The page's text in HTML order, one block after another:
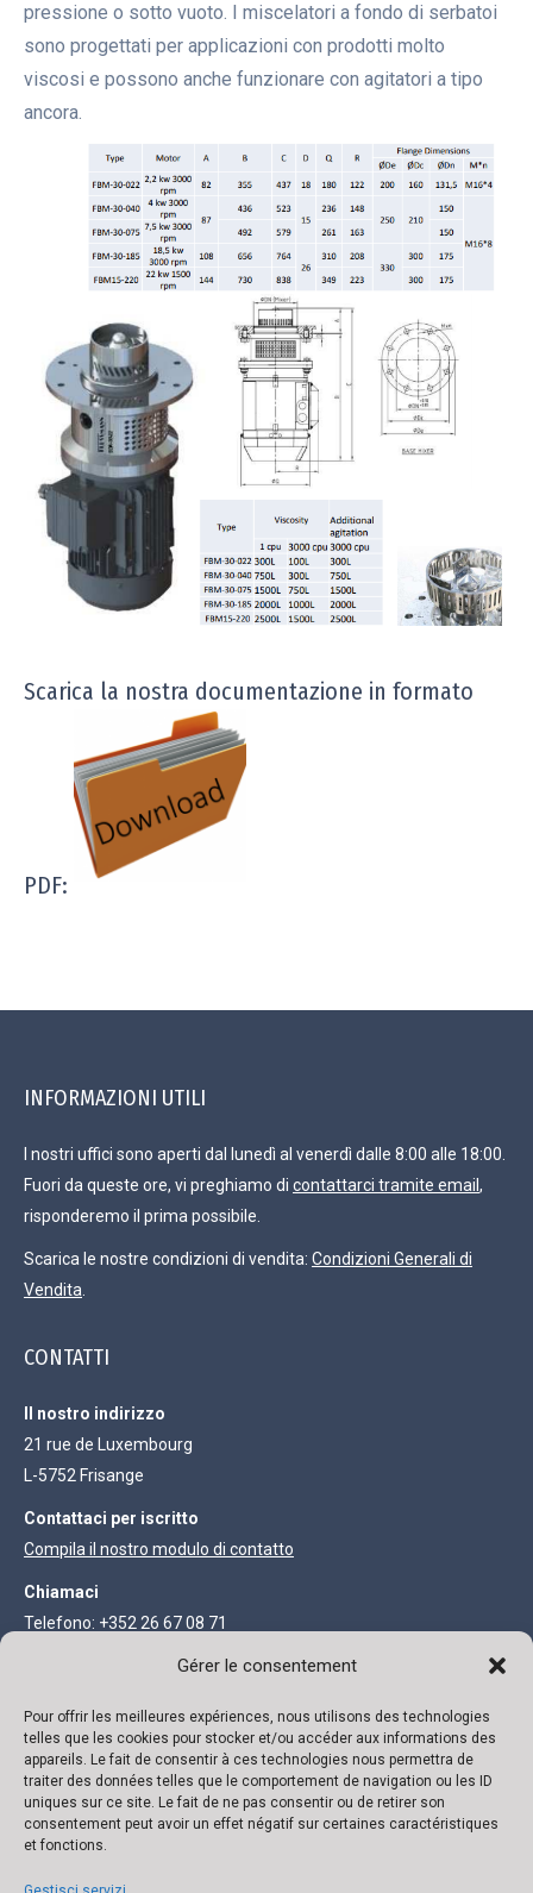
Gérer le consentement
Pour offrir les meilleures expériences, nous utilisons des technologies
telles que les cookies pour stocker et/ou accéder aux informations des
appareils. Le fait de consentir à ces technologies nous permettra de
traiter des données telles que le comportement de navigation ou les ID
uniques sur ce site. Le fait de ne pas consentir ou de retirer son
consentement peut avoir un effet négatif sur certaines caractéristiques
et fonctions.
pressione o sotto vuoto. I miscelatori a fondo di serbatoi
sono progettati per applicazioni con prodotti molto
viscosi e possono anche funzionare con agitatori a tipo
ancora.
Scarica la nostra documentazione in formato
PDF:
INFORMAZIONI UTILI
I nostri uffici sono aperti dal lunedì al venerdì dalle 8:00 alle 18:00.
Fuori da queste ore, vi preghiamo di contattarci tramite email ,
risponderemo il prima possibile.
Scarica le nostre condizioni di vendita: Condizioni Generali di
Vendita
CONTATTI
Il nostro indirizzo
21 rue de Luxembourg
L-5752 Frisange
Contattaci per iscritto
Compila il nostro modulo di contatto
Chiamaci
Telefono: +352 26 67 08 71
INFORMAZIONI LEGALI
Società anonima con capitale di 111.300 €
R.C. Lussemburgo B 118719 Autorizzazione N° 136879/2 Partita
IVA N° LU 22332726 Banca: ING IBAN: LU02 0141 0443 4790 0000
/ BIC CELLLULL